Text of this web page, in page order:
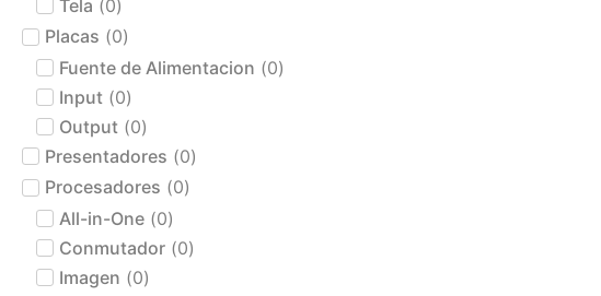
Tela (0)
Placas (0)
Fuente de Alimentacion (0)
Input (0)
Output (0)
Presentadores (0)
Procesadores (0)
All-in-One (0)
Conmutador (0)
Imagen (0)